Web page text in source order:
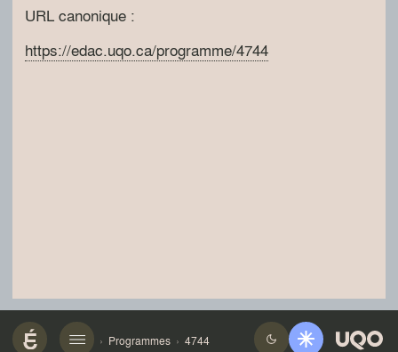
URL canonique :
https://edac.uqo.ca/programme/4744
Programmes 4744